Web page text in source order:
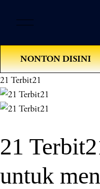
e
n
M
e
u
NONTON DISINI
21 Terbit21
21
untuk